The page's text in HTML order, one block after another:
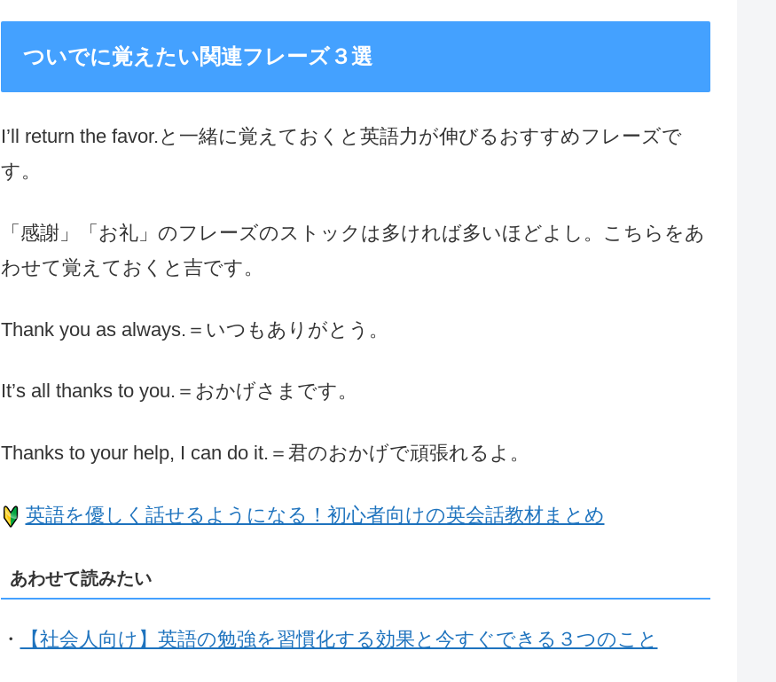
ついでに覚えたい関連フレーズ３選
I’ll return the favor.と一緒に覚えておくと英語力が伸びるおすすめフレーズで
す。
「感謝」「お礼」のフレーズのストックは多ければ多いほどよし。こちらをあ
わせて覚えておくと吉です。
Thank you as always.＝いつもありがとう。
It’s all thanks to you.＝おかげさまです。
Thanks to your help, I can do it.＝君のおかげで頑張れるよ。
英語を優しく話せるようになる！初心者向けの英会話教材まとめ
あわせて読みたい
・ 【社会人向け】英語の勉強を習慣化する効果と今すぐできる３つのこと